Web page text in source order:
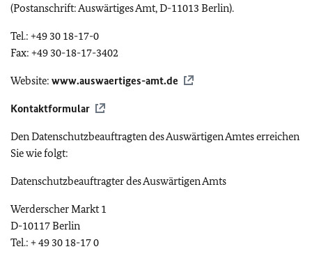
(Postanschrift: Auswärtiges Amt, D-11013 Berlin).
Tel.: +49 30 18-17-0
Fax: +49 30-18-17-3402
Website: www.auswaertiges-amt.de
Kontaktformular
Den Datenschutzbeauftragten des Auswärtigen Amtes erreichen
Sie wie folgt:
Datenschutzbeauftragter des Auswärtigen Amts
Werderscher Markt 1
D-10117 Berlin
Tel.: + 49 30 18-17 0